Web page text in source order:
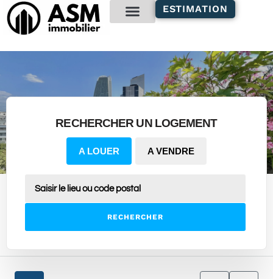
principal
ESTIMATION
RECHERCHER UN LOGEMENT
A LOUER A VENDRE
RECHERCHER